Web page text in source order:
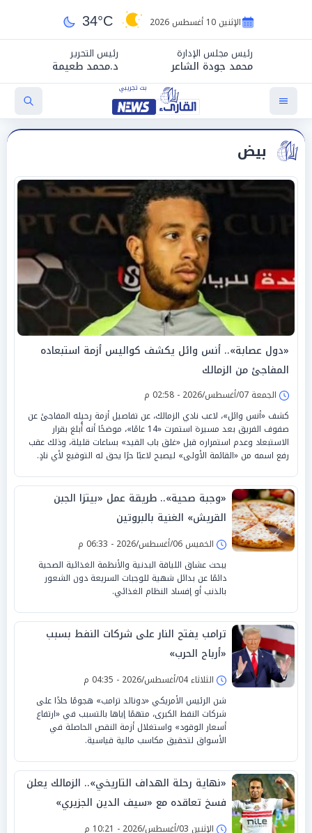
الإثنين 10 أغسطس 2026 34°C
رئيس مجلس الإدارة
محمد جودة الشاعر
رئيس التحرير
د.محمد طعيمة
بيض
«دول عصابة».. أنس وائل يكشف كواليس أزمة استبعاده
المفاجئ من الزمالك
الجمعة 07/أغسطس/2026 - 02:58 م
كشف «أنس وائل»، لاعب نادي الزمالك، عن تفاصيل أزمة رحيله المفاجئ عن
صفوف الفريق بعد مسيرة استمرت «14 عامًا»، موضحًا أنه أُبلغ بقرار
الاستبعاد وعدم استمراره قبل «غلق باب القيد» بساعات قليلة، وذلك عقب
رفع اسمه من «القائمة الأولى» ليصبح لاعبًا حرًا يحق له التوقيع لأي نادٍ.
«وجبة صحية».. طريقة عمل «بيتزا الجبن
القريش» الغنية بالبروتين
الخميس 06/أغسطس/2026 - 06:33 م
يبحث عشاق اللياقة البدنية والأنظمة الغذائية الصحية
دائمًا عن بدائل شهية للوجبات السريعة دون الشعور
بالذنب أو إفساد النظام الغذائي.
ترامب يفتح النار على شركات النفط بسبب
«أرباح الحرب»
الثلاثاء 04/أغسطس/2026 - 04:35 م
شن الرئيس الأمريكي «دونالد ترامب» هجومًا حادًا على
شركات النفط الكبرى، متهمًا إياها بالتسبب في «ارتفاع
أسعار الوقود» واستغلال أزمة النقص الحاصلة في
الأسواق لتحقيق مكاسب مالية قياسية.
«نهاية رحلة الهداف التاريخي».. الزمالك يعلن
فسخ تعاقده مع «سيف الدين الجزيري»
الإثنين 03/أغسطس/2026 - 10:21 م